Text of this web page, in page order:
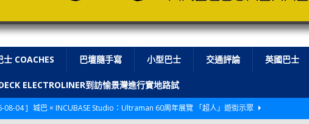
士 COACHES 巴壇隨手寫 小型巴士 交通評論 英國巴士
ELECTROLINER到訪愉景灣進行實地路試
08-04 ] 城巴 × INCUBASE Studio：Ultraman 60周年展覽 「超人」遊街示眾